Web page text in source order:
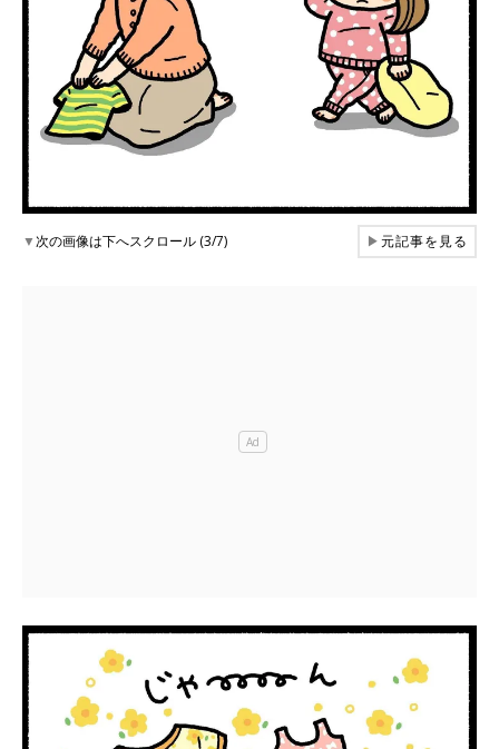
▼次の画像は下へスクロール (3/7) ▶元記事を見る